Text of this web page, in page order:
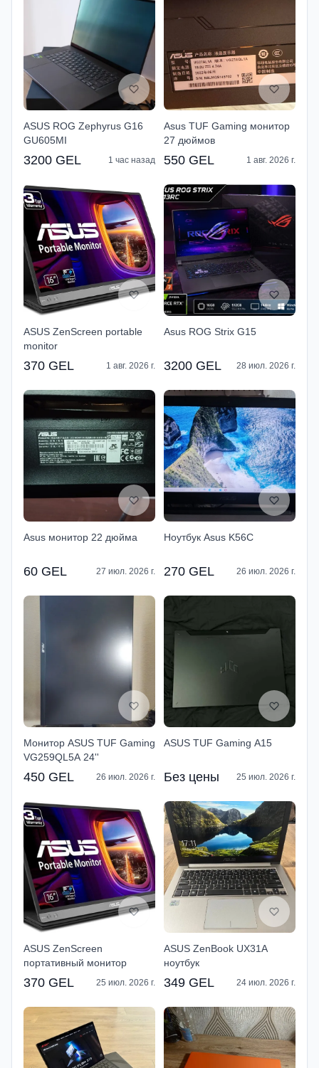
ASUS ROG Zephyrus G16
GU605MI
3200 GEL 1 час назад
Asus TUF Gaming монитор
27 дюймов
550 GEL 1 авг. 2026 г.
ASUS ZenScreen portable
monitor
370 GEL 1 авг. 2026 г.
Asus ROG Strix G15
3200 GEL 28 июл. 2026 г.
Asus монитор 22 дюйма
60 GEL 27 июл. 2026 г.
Ноутбук Asus K56C
270 GEL 26 июл. 2026 г.
Монитор ASUS TUF Gaming
VG259QL5A 24''
450 GEL 26 июл. 2026 г.
ASUS TUF Gaming A15
Без цены 25 июл. 2026 г.
ASUS ZenScreen
портативный монитор
370 GEL 25 июл. 2026 г.
ASUS ZenBook UX31A
ноутбук
349 GEL 24 июл. 2026 г.